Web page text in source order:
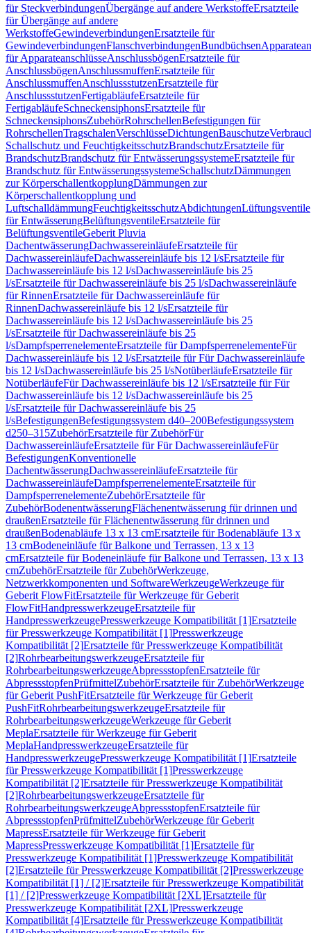
für SteckverbindungenÜbergänge auf andere WerkstoffeErsatzteile
für Übergänge auf andere
WerkstoffeGewindeverbindungenErsatzteile für
GewindeverbindungenFlanschverbindungenBundbüchsen
für ApparateanschlüsseAnschlussbögenErsatzteile für
AnschlussbögenAnschlussmuffenErsatzteile für
AnschlussmuffenAnschlussstutzenErsatzteile für
AnschlussstutzenFertigabläufeErsatzteile für
FertigabläufeSchneckensiphonsErsatzteile für
SchneckensiphonsZubehörRohrschellenBefestigungen für
RohrschellenTragschalenVerschlüsseDichtungenBauschutze
Schallschutz und FeuchtigkeitsschutzBrandschutzErsatzteile für
BrandschutzBrandschutz für EntwässerungssystemeErsatzteile für
Brandschutz für EntwässerungssystemeSchallschutzDämmungen
zur KörperschallentkopplungDämmungen zur
Körperschallentkopplung und
LuftschalldämmungFeuchtigkeitsschutzAbdichtungenLüftungsventile
für EntwässerungBelüftungsventileErsatzteile für
BelüftungsventileGeberit Pluvia
DachentwässerungDachwassereinläufeErsatzteile für
DachwassereinläufeDachwassereinläufe bis 12 l/sErsatzteile für
Dachwassereinläufe bis 12 l/sDachwassereinläufe bis 25
l/sErsatzteile für Dachwassereinläufe bis 25 l/sDachwassereinläufe
für RinnenErsatzteile für Dachwassereinläufe für
RinnenDachwassereinläufe bis 12 l/sErsatzteile für
Dachwassereinläufe bis 12 l/sDachwassereinläufe bis 25
l/sErsatzteile für Dachwassereinläufe bis 25
l/sDampfsperrenelementeErsatzteile für DampfsperrenelementeFür
Dachwassereinläufe bis 12 l/sErsatzteile für Für Dachwassereinläufe
bis 12 l/sDachwassereinläufe bis 25 l/sNotüberläufeErsatzteile für
NotüberläufeFür Dachwassereinläufe bis 12 l/sErsatzteile für Für
Dachwassereinläufe bis 12 l/sDachwassereinläufe bis 25
l/sErsatzteile für Dachwassereinläufe bis 25
l/sBefestigungenBefestigungssystem d40–200Befestigungssystem
d250–315ZubehörErsatzteile für ZubehörFür
DachwassereinläufeErsatzteile für Für DachwassereinläufeFür
BefestigungenKonventionelle
DachentwässerungDachwassereinläufeErsatzteile für
DachwassereinläufeDampfsperrenelementeErsatzteile für
DampfsperrenelementeZubehörErsatzteile für
ZubehörBodenentwässerungFlächenentwässerung für drinnen und
draußenErsatzteile für Flächenentwässerung für drinnen und
draußenBodenabläufe 13 x 13 cmErsatzteile für Bodenabläufe 13 x
13 cmBodeneinläufe für Balkone und Terrassen, 13 x 13
cmErsatzteile für Bodeneinläufe für Balkone und Terrassen, 13 x 13
cmZubehörErsatzteile für ZubehörWerkzeuge,
Netzwerkkomponenten und SoftwareWerkzeugeWerkzeuge für
Geberit FlowFitErsatzteile für Werkzeuge für Geberit
FlowFitHandpresswerkzeugeErsatzteile für
HandpresswerkzeugePresswerkzeuge Kompatibilität [1]Ersatzteile
für Presswerkzeuge Kompatibilität [1]Presswerkzeuge
Kompatibilität [2]Ersatzteile für Presswerkzeuge Kompatibilität
[2]RohrbearbeitungswerkzeugeErsatzteile für
RohrbearbeitungswerkzeugeAbpressstopfenErsatzteile für
AbpressstopfenPrüfmittelZubehörErsatzteile für ZubehörWerkzeuge
für Geberit PushFitErsatzteile für Werkzeuge für Geberit
PushFitRohrbearbeitungswerkzeugeErsatzteile für
RohrbearbeitungswerkzeugeWerkzeuge für Geberit
MeplaErsatzteile für Werkzeuge für Geberit
MeplaHandpresswerkzeugeErsatzteile für
HandpresswerkzeugePresswerkzeuge Kompatibilität [1]Ersatzteile
für Presswerkzeuge Kompatibilität [1]Presswerkzeuge
Kompatibilität [2]Ersatzteile für Presswerkzeuge Kompatibilität
[2]RohrbearbeitungswerkzeugeErsatzteile für
RohrbearbeitungswerkzeugeAbpressstopfenErsatzteile für
AbpressstopfenPrüfmittelZubehörWerkzeuge für Geberit
MapressErsatzteile für Werkzeuge für Geberit
MapressPresswerkzeuge Kompatibilität [1]Ersatzteile für
Presswerkzeuge Kompatibilität [1]Presswerkzeuge Kompatibilität
[2]Ersatzteile für Presswerkzeuge Kompatibilität [2]Presswerkzeuge
Kompatibilität [1] / [2]Ersatzteile für Presswerkzeuge Kompatibilität
[1] / [2]Presswerkzeuge Kompatibilität [2XL]Ersatzteile für
Presswerkzeuge Kompatibilität [2XL]Presswerkzeuge
Kompatibilität [4]Ersatzteile für Presswerkzeuge Kompatibilität